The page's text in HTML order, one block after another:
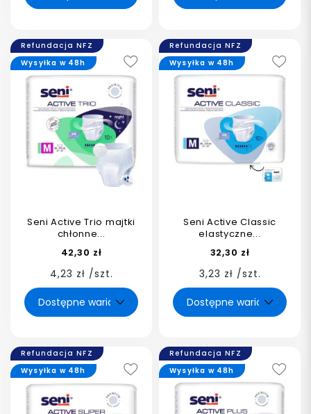
Refundacja NFZ
Seni Active Trio majtki
chłonne...
42,30 zł
4,23 zł /szt.
Wysyłka w 48h
Refundacja NFZ
Seni Active Classic
elastyczne...
32,30 zł
3,23 zł /szt.
Wysyłka w 48h
Refundacja NFZ
Wysyłka w 48h
Refundacja NFZ
Wysyłka w 48h